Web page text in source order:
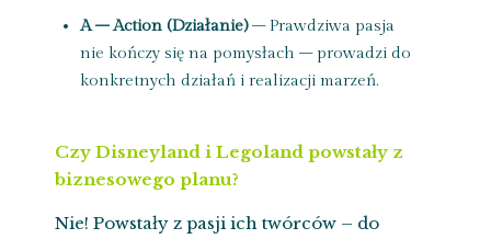
A – Action (Działanie)– Prawdziwa pasja
nie kończy się na pomysłach – prowadzi do
konkretnych działań i realizacji marzeń.
Czy Disneyland i Legoland powstały z
biznesowego planu?
Nie! Powstały z pasji ich twórców – do